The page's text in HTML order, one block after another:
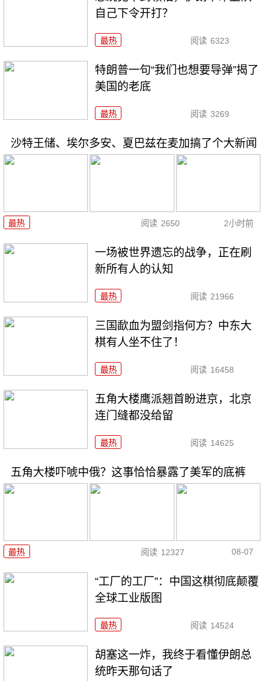
自己下令开打？
最热 阅读 6323
特朗普一句“我们也想要导弹”揭了
美国的老底
最热 阅读 3269
沙特王储、埃尔多安、夏巴兹在麦加搞了个大新闻
最热 阅读 2650 2小时前
一场被世界遗忘的战争，正在刷
新所有人的认知
最热 阅读 21966
三国歃血为盟剑指何方？中东大
棋有人坐不住了！
最热 阅读 16458
五角大楼鹰派翘首盼进京，北京
连门缝都没给留
最热 阅读 14625
五角大楼吓唬中俄？这事恰恰暴露了美军的底裤
最热 阅读 12327 08-07
“工厂的工厂”：中国这棋彻底颠覆
全球工业版图
最热 阅读 14524
胡塞这一炸，我终于看懂伊朗总
统昨天那句话了